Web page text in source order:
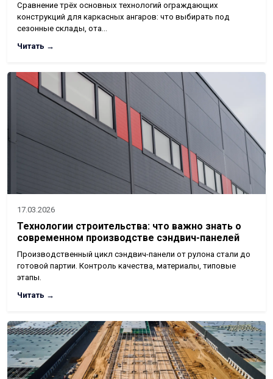
Сравнение трёх основных технологий ограждающих
конструкций для каркасных ангаров: что выбирать под
сезонные склады, ота…
Читать →
17.03.2026
Технологии строительства: что важно знать о
современном производстве сэндвич-панелей
Производственный цикл сэндвич-панели от рулона стали до
готовой партии. Контроль качества, материалы, типовые
этапы.
Читать →